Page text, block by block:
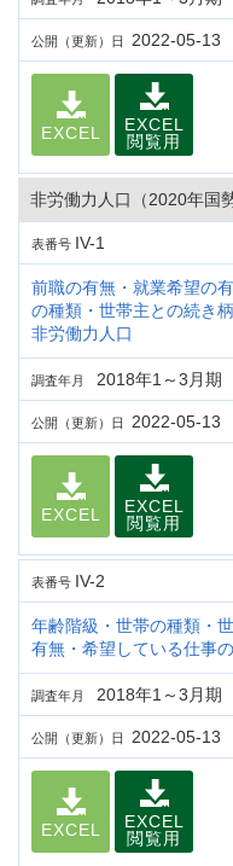
公開（更新）日 2022-05-13
EXCEL
EXCEL
閲覧用
非労働力人口（2020年国
表番号 IV-1
前職の有無・就業希望の
の種類・世帯主との続き
非労働力人口
調査年月 2018年1～3月期
公開（更新）日 2022-05-13
EXCEL
EXCEL
閲覧用
表番号 IV-2
年齢階級・世帯の種類・
有無・希望している仕事
調査年月 2018年1～3月期
公開（更新）日 2022-05-13
EXCEL
EXCEL
閲覧用